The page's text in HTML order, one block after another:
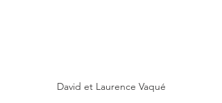
David et Laurence Vaqué